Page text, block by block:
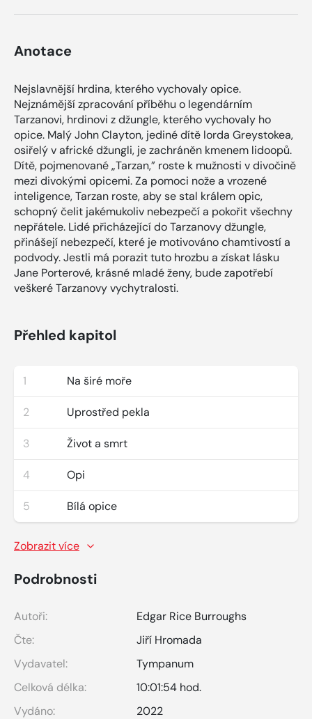
Anotace
Nejslavnější hrdina, kterého vychovaly opice.
Nejznámější zpracování příběhu o legendárním
Tarzanovi, hrdinovi z džungle, kterého vychovaly ho
opice. Malý John Clayton, jediné dítě lorda Greystokea,
osiřelý v africké džungli, je zachráněn kmenem lidoopů.
Dítě, pojmenované „Tarzan,” roste k mužnosti v divočině
mezi divokými opicemi. Za pomoci nože a vrozené
inteligence, Tarzan roste, aby se stal králem opic,
schopný čelit jakémukoliv nebezpečí a pokořit všechny
nepřátele. Lidé přicházející do Tarzanovy džungle,
přinášejí nebezpečí, které je motivováno chamtivostí a
podvody. Jestli má porazit tuto hrozbu a získat lásku
Jane Porterové, krásné mladé ženy, bude zapotřebí
veškeré Tarzanovy vychytralosti.
Přehled kapitol
1 Na širé moře
2 Uprostřed pekla
3 Život a smrt
4 Opi
5 Bílá opice
Zobrazit více
Podrobnosti
Autoři:
Edgar Rice Burroughs
Čte:
Jiří Hromada
Vydavatel:
Tympanum
Celková délka:
10:01:54 hod.
Vydáno:
2022